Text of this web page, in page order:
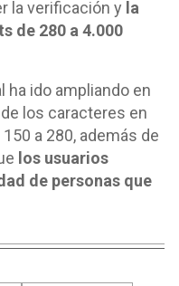
la verificación y la
de 280 a 4.000
ha ido ampliando en
los caracteres en
a 280, además de
los usuarios
de personas que